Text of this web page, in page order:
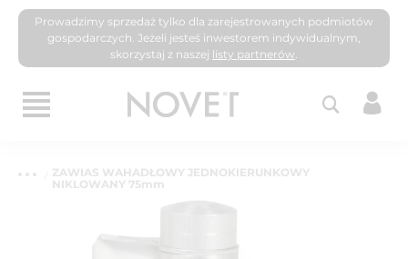
Prowadzimy sprzedaż tylko dla zarejestrowanych podmiotów
gospodarczych. Jeżeli jesteś inwestorem indywidualnym,
skorzystaj z naszej listy partnerów.
ZAWIAS WAHADŁOWY JEDNOKIERUNKOWY
NIKLOWANY 75mm